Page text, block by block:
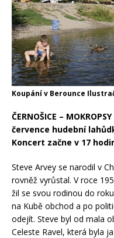
Koupání v Berounce
ČERNOŠICE –
července hudební
Koncert začne v 17
Steve Arvey se narodil v
rovněž vyrůstal. V roce
žil se svou rodinou do
na Kubě obchod a po
odejít. Steve byl od mala
Celeste Ravel, která byla